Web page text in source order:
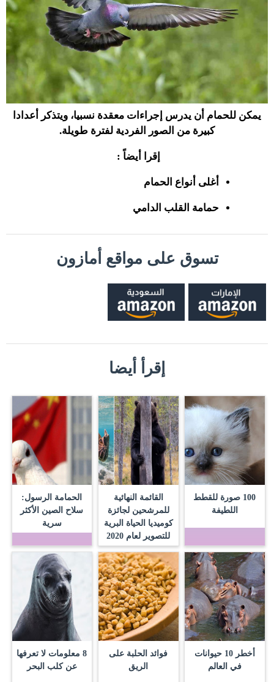
يمكن للحمام أن يدرس إجراءات معقدة نسبيا، ويتذكر أعدادا
كبيرة من الصور الفردية لفترة طويلة.
إقرا أيضاً :
أغلى أنواع الحمام
حمامة القلب الدامي
تسوق على مواقع أمازون
إقرأ أيضا
100 صورة للقطط
اللطيفة
القائمة النهائية
للمرشحين لجائزة
كوميديا الحياة البرية
للتصوير لعام 2020
الحمامة الرسول:
سلاح الصين الأكثر
سرية
أخطر 10 حيوانات
في العالم
فوائد الحلبة على
الريق
8 معلومات لا تعرفها
عن كلب البحر